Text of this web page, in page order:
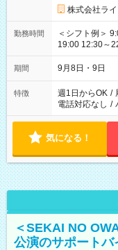
株式会社ラ
勤務時間
＜シフト例＞
19:00 12:30～22:00 上記の時間から好きな時間
時間は変更と
期間 9月8日・9日
特徴 週1日からOK /
電話対応なし /
気になる！
＜SEKAI NO
公演のサポートバ